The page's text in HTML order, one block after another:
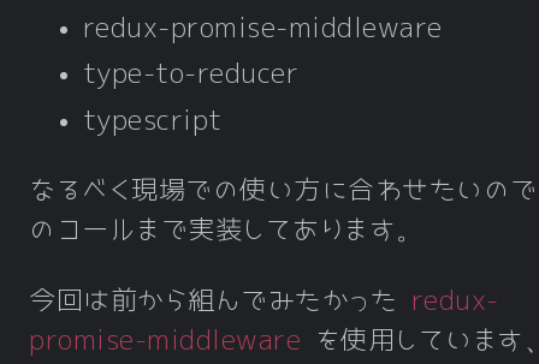
redux-promise-middleware
type-to-reducer
typescript
なるべく現場での使い方に合わせたいの
のコールまで実装してあります。
今回は前から組んでみたかった
redux-
promise-middleware を使用しています